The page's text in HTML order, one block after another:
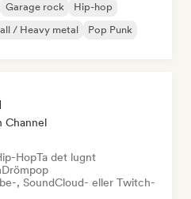
Garage rock
Hip-hop
/ Heavy metal Pop Punk
Channel
HopTa det lugnt
Drömpop
, SoundCloud- eller Twitch-